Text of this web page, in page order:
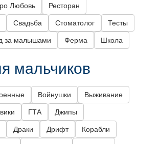
Любовь Ресторан
Свадьба Стоматолог Тесты
за малышами Ферма Школа
мальчиков
Войнушки Выживание
ГТА Джипы
Драки Дрифт Корабли